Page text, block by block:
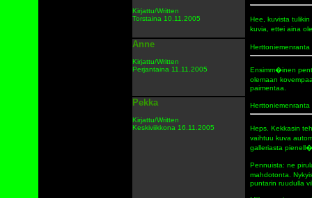
Kirjattu/Written
Torstaina 10.11.2005
Hee, kuvista
kuvia, ettei aina
Anne
Kirjattu/Written
Perjantaina 11.11.2005
Herttoniemenranta
Ensimm�inen
olemaan
paimentaa.
Pekka
Kirjattu/Written
Keskiviikkona 16.11.2005
Herttoniemenranta
Heps. Kekkasin
vaihtuu kuva
galleriasta
Pennuista: ne
mahdotonta.
puntarin ruudulla